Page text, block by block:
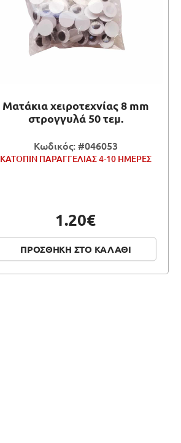
Ματάκια χειροτεχνίας 8 mm
στρογγυλά 50 τεμ.
Κωδικός: #046053
ΚΑΤΟΠΙΝ ΠΑΡΑΓΓΕΛΙΑΣ 4-10 ΗΜΕΡΕΣ
1.20€
ΠΡΟΣΘΗΚΗ ΣΤΟ ΚΑΛΑΘΙ